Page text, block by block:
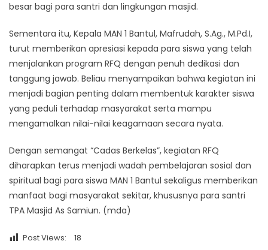
besar bagi para santri dan lingkungan masjid.
Sementara itu, Kepala MAN 1 Bantul, Mafrudah, S.Ag., M.Pd.I,
turut memberikan apresiasi kepada para siswa yang telah
menjalankan program RFQ dengan penuh dedikasi dan
tanggung jawab. Beliau menyampaikan bahwa kegiatan ini
menjadi bagian penting dalam membentuk karakter siswa
yang peduli terhadap masyarakat serta mampu
mengamalkan nilai-nilai keagamaan secara nyata.
Dengan semangat “Cadas Berkelas”, kegiatan RFQ
diharapkan terus menjadi wadah pembelajaran sosial dan
spiritual bagi para siswa MAN 1 Bantul sekaligus memberikan
manfaat bagi masyarakat sekitar, khususnya para santri
TPA Masjid As Samiun. (mda)
Post Views: 18